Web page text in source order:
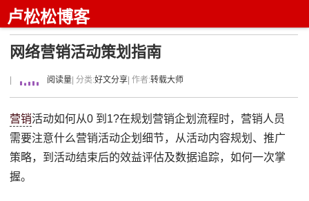
卢松松博客
网络营销活动策划指南
阅读量 | 分类:好文分享 | 作者:转载大师
营销活动如何从0 到1?在规划营销企划流程时，营销人员
需要注意什么营销活动企划细节，从活动内容规划、推广
策略，到活动结束后的效益评估及数据追踪，如何一次掌
握。